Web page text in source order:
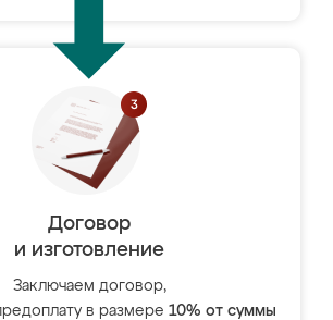
Договор
и изготовление
Заключаем договор,
в размере 10% от суммы